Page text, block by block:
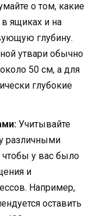
о том, какие
ящиках и на
глубину.
утвари обычно
50 см, а для
глубокие
Учитывайте
различными
у вас было
и
Например,
оставить